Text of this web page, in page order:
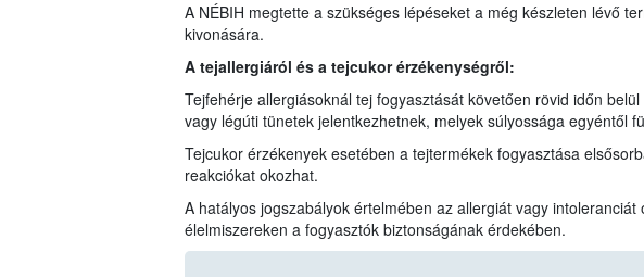
A NÉBIH megtette a szükséges lépéseket a még készleten lévő
kivonására.
A tejallergiáról és a tejcukor érzékenységről:
Tejfehérje allergiásoknál tej fogyasztását követően rövid időn
vagy légúti tünetek jelentkezhetnek, melyek súlyossága egyéntől
Tejcukor érzékenyek esetében a tejtermékek fogyasztása
reakciókat okozhat.
A hatályos jogszabályok értelmében az allergiát vagy
élelmiszereken a fogyasztók biztonságának érdekében.